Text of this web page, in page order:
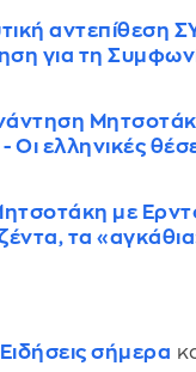
αντεπίθεση
για τη
ελληνικές
με
τα
Ειδήσεις σήμερα